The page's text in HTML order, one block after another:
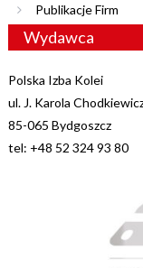
Publikacje Firm
Wydawca
Polska Izba Kolei
ul. J. Karola
85-065 Bydgoszcz
tel: +48 52 324 93 80